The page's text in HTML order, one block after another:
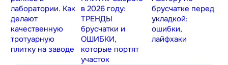
лаборатории. Как
делают
качественную
тротуарную
плитку на заводе
в 2026 году:
ТРЕНДЫ
брусчатки и
ОШИБКИ,
которые портят
участок
брусчатке перед
укладкой:
ошибки,
лайфхаки